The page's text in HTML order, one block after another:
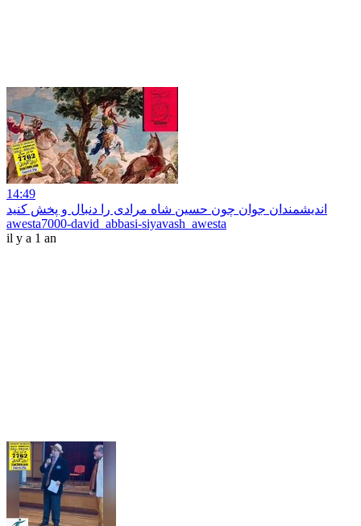
14:49
اندیشمندان جوان چون حسین شاه مرادی را دنبال و پخش کنید
awesta7000-david_abbasi-siyavash_awesta
il y a 1 an